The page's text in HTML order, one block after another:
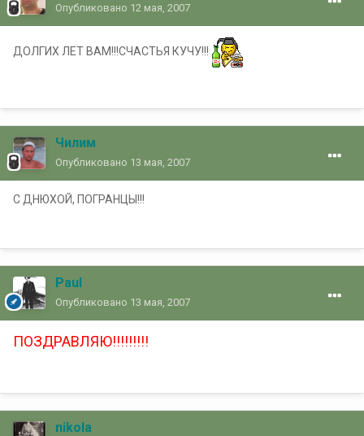
Опубликовано 12 мая, 2007
ДОЛГИХ ЛЕТ ВАМ!!!СЧАСТЬЯ КУЧУ!!!
Чилим
Опубликовано 13 мая, 2007
С ДНЮХОЙ, ПОГРАНЦЫ!!!
Paul
Опубликовано 13 мая, 2007
ПОЗДРАВЛЯЮ!!!!!!!!!
nikola